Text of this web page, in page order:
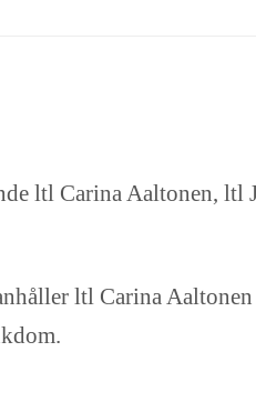
ltl Carina Aaltonen,
ltl Carina